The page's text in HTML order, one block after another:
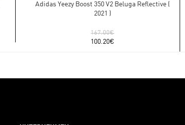
Adidas Yeezy Boost 350 V2 Beluga Reflective (
2021 )
167.00€
100.20€